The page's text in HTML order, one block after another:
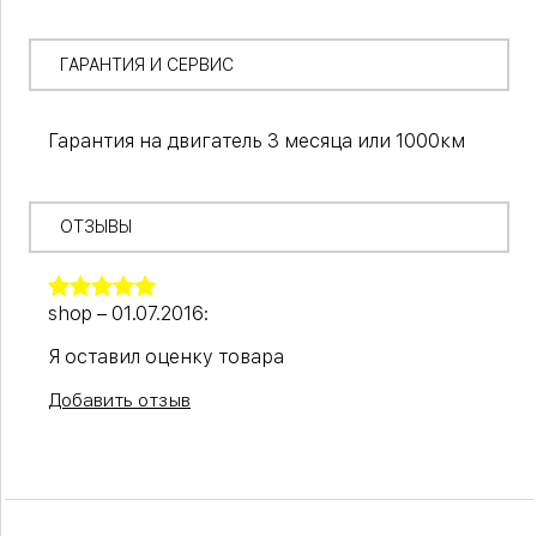
ГАРАНТИЯ И СЕРВИС
Гарантия на двигатель 3 месяца или 1000км
ОТЗЫВЫ
shop – 01.07.2016:
Я оставил оценку товара
Добавить отзыв